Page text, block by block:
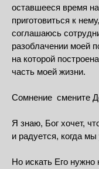
оставшееся время
приготовиться к
соглашаюсь
разоблачении моей
на которой
часть моей жизни.
Сомнение смените
Я знаю, Бог хочет,
и радуется, когда
Но искать Его нужно